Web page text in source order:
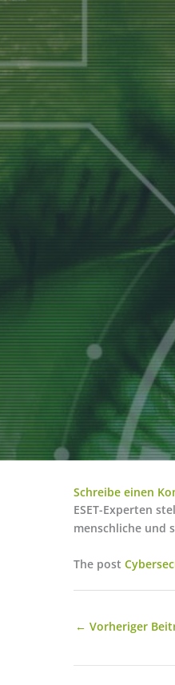
Schreibe einen
ESET-Experten
menschliche und
The post
← Vorheriger